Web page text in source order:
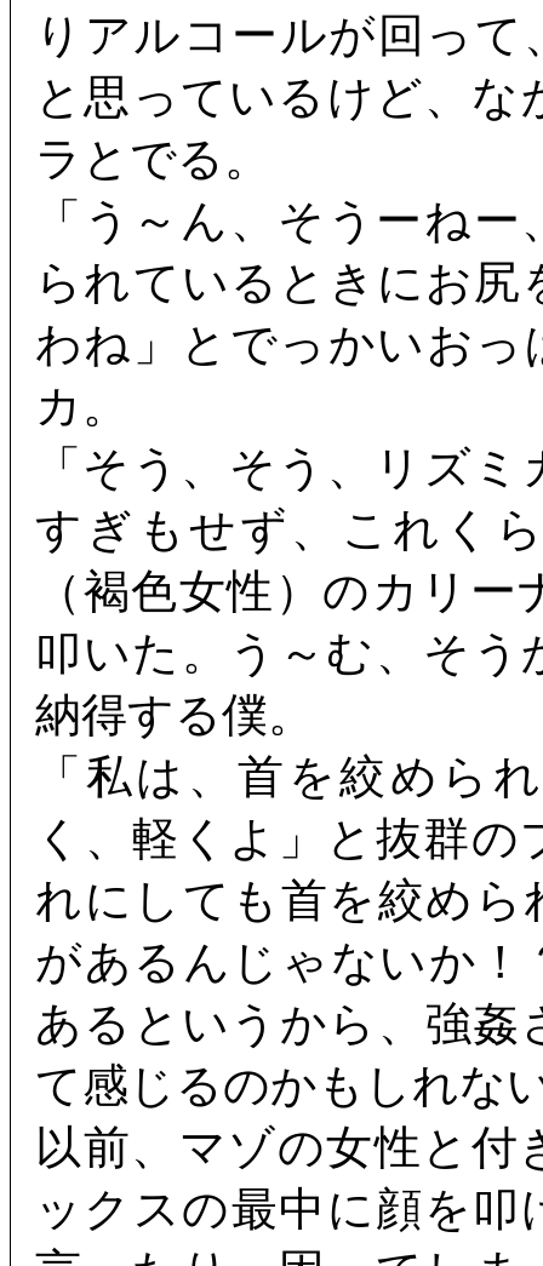
りアルコールが回っ
と思っているけど、
ラとでる。
「う～ん、そうーね
られているときにお
わね」とでっかいおっ
カ。
「そう、そう、リズ
すぎもせず、これく
（褐色女性）のカリ
叩いた。う～む、そ
納得する僕。
「私は、首を絞めら
く、軽くよ」と抜群
れにしても首を絞めら
があるんじゃないか
あるというから、強
て感じるのかもしれな
以前、マゾの女性と
ックスの最中に顔を